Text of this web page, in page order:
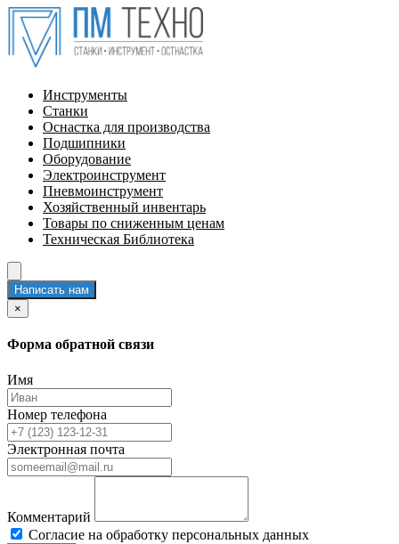
Инструменты
Станки
Оснастка для производства
Подшипники
Оборудование
Электроинструмент
Пневмоинструмент
Хозяйственный инвентарь
Товары по сниженным ценам
Техническая Библиотека
Написать нам
×
Форма обратной связи
Имя
Номер телефона
Электронная почта
Комментарий
Согласие на обработку персональных данных